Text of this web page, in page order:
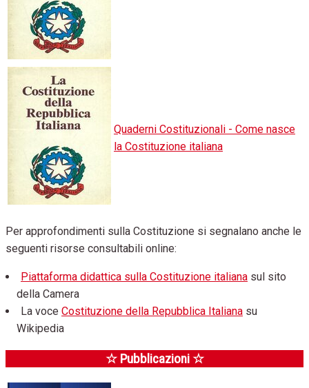
Quaderni Costituzionali - Come nasce
la Costituzione italiana
Per approfondimenti sulla Costituzione si segnalano anche le
seguenti risorse consultabili online:
Piattaforma didattica sulla Costituzione italiana sul sito
della Camera
La voce Costituzione della Repubblica Italiana su
Wikipedia
☆ Pubblicazioni ☆